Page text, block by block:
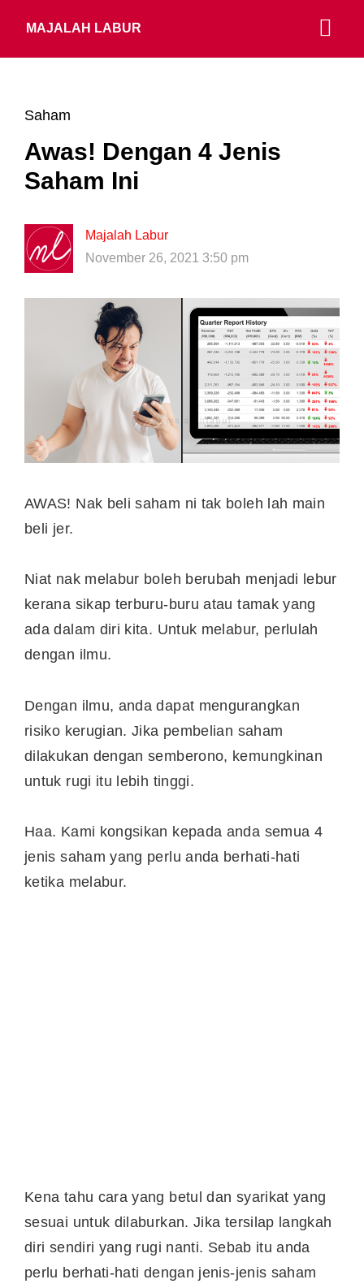
MAJALAH LABUR
Saham
Awas! Dengan 4 Jenis
Saham Ini
Majalah Labur
November 26, 2021 3:50 pm
AWAS! Nak beli saham ni tak boleh lah main
beli jer.
Niat nak melabur boleh berubah menjadi lebur
kerana sikap terburu-buru atau tamak yang
ada dalam diri kita. Untuk melabur, perlulah
dengan ilmu.
Dengan ilmu, anda dapat mengurangkan
risiko kerugian. Jika pembelian saham
dilakukan dengan semberono, kemungkinan
untuk rugi itu lebih tinggi.
Haa. Kami kongsikan kepada anda semua 4
jenis saham yang perlu anda berhati-hati
ketika melabur.
Kena tahu cara yang betul dan syarikat yang
sesuai untuk dilaburkan. Jika tersilap langkah
diri sendiri yang rugi nanti. Sebab itu anda
perlu berhati-hati dengan jenis-jenis saham